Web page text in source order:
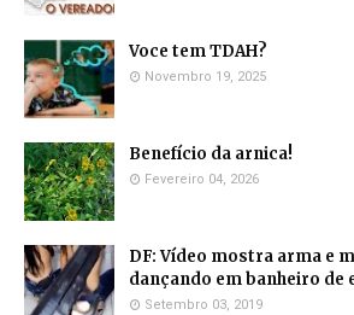
Voce tem TDAH?
Novembro 19, 2025
Benefício da arnica!
Fevereiro 04, 2026
DF: Vídeo mostra arma e
dançando em banheiro de
Setembro 03, 2019